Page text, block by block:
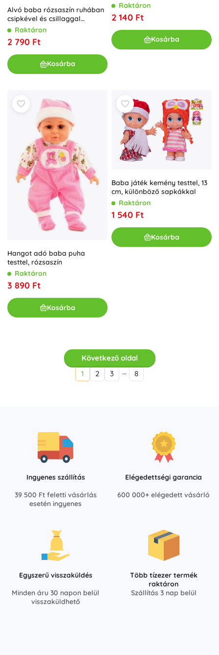
Alvó baba rózsaszín ruhában
csipkével és csillaggal
díszített fejpánttal
Raktáron
2 790 Ft
Kosárba
Raktáron
2 140 Ft
Kosárba
Hangot adó baba puha
testtel, rózsaszín
Raktáron
3 890 Ft
Kosárba
Baba játék kemény testtel, 13
cm, különböző sapkákkal
Raktáron
1 540 Ft
Kosárba
Következő oldal
1
2 3 … 8
Ingyenes szállítás
39 500 Ft feletti vásárlás
esetén ingyenes
Elégedettségi garancia
600 000+ elégedett vásárló
Egyszerű visszaküldés
Minden áru 30 napon belül
visszaküldhető
Több tízezer termék
raktáron
Szállítás 3 nap belül